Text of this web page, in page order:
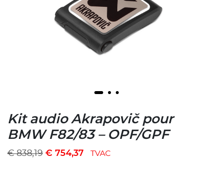
Kit audio Akrapovič pour
BMW F82/83 – OPF/GPF
€838,19 € 754,37 TVAC